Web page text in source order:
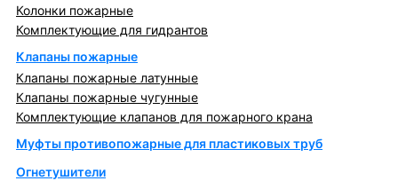
Колонки пожарные
Комплектующие для гидрантов
Клапаны пожарные
Клапаны пожарные латунные
Клапаны пожарные чугунные
Комплектующие клапанов для пожарного крана
Муфты противопожарные для пластиковых труб
Огнетушители